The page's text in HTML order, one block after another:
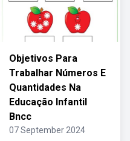
Objetivos Para
Trabalhar Números E
Quantidades Na
Educação Infantil
Bncc
07 September 2024